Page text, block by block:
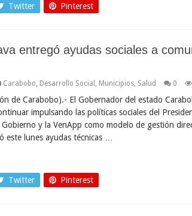
Twitter Pinterest
entregó ayudas sociales a
Carabobo Desarrollo Social Municipios Salud 0
de Carabobo).- El Gobernador del estado
impulsando las políticas sociales del
y la VenApp como modelo de gestión
este lunes ayudas técnicas …
Twitter Pinterest